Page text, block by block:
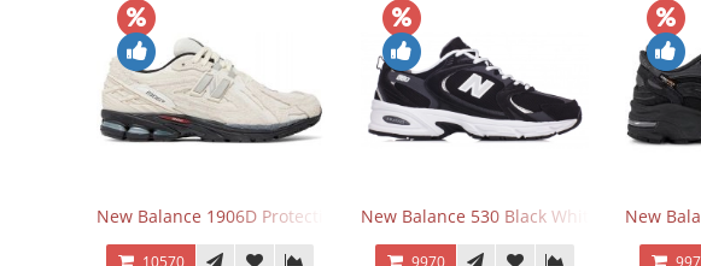
New Balance 1906D Protection Pack Turtledove
10570
New Balance 530 Black White Silver
9970
New